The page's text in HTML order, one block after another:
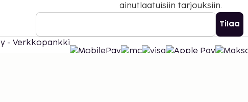
ainutlaatuisiin tarjouksiin.
Tilaa